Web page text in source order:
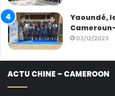
Yaoundé,
03/12/2023
ACTU CHINE – CAMEROON